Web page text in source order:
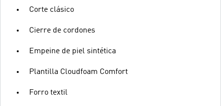
Corte clásico
Cierre de cordones
Empeine de piel sintética
Plantilla Cloudfoam Comfort
Forro textil